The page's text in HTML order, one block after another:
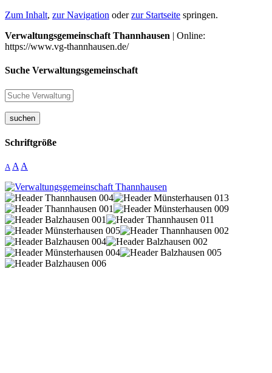
Zum Inhalt, zur Navigation oderzur Startseite springen.
Verwaltungsgemeinschaft Thannhausen | Online:
https://www.vg-thannhausen.de/
Suche Verwaltungsgemeinschaft
suchen
Schriftgröße
A A A